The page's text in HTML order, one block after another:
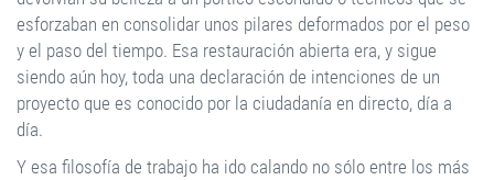
esforzaban en consolidar unos pilares deformados por el peso
y el paso del tiempo. Esa restauración abierta era, y sigue
siendo aún hoy, toda una declaración de intenciones de un
proyecto que es conocido por la ciudadanía en directo, día a
día.
Y esa filosofía de trabajo ha ido calando no sólo entre los más